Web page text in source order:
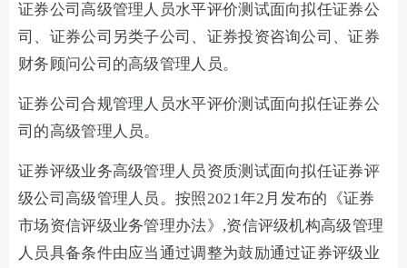
证券公司高级管理人员水平评价测试面向拟任证券公
司、证券公司另类子公司、证券投资咨询公司、证券
财务顾问公司的高级管理人员。
证券公司合规管理人员水平评价测试面向拟任证券公
司的高级管理人员。
证券评级业务高级管理人员资质测试面向拟任证券评
级公司高级管理人员。按照2021年2月发布的《证券
市场资信评级业务管理办法》,资信评级机构高级管理
人员具备条件由应当通过调整为鼓励通过证券评级业